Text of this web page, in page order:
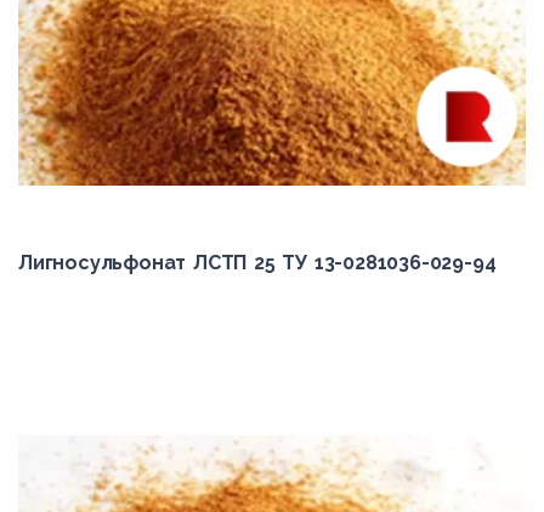
Лигносульфонат ЛСТП 25 ТУ 13-0281036-029-94